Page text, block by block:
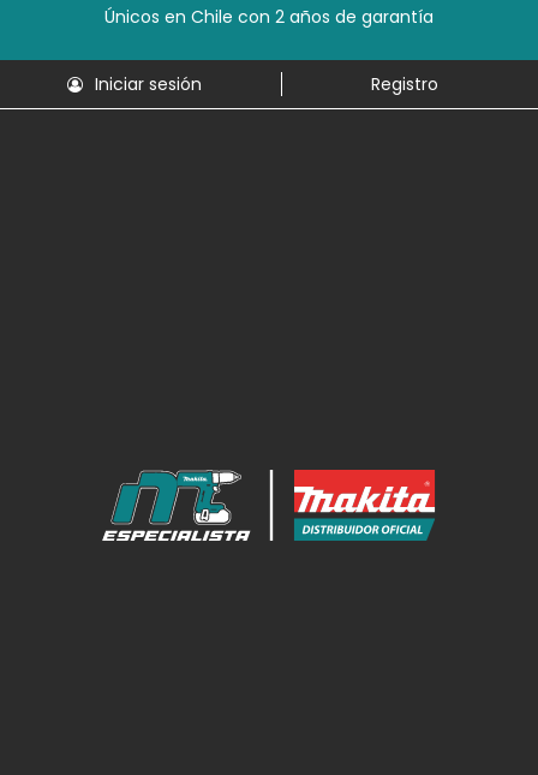
Únicos en Chile con 2 años de garantía
Iniciar sesión Registro